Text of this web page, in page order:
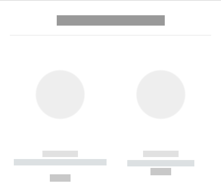
------------
----------- ----------- --------
------------
----------- -----------